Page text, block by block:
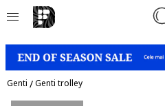
Genti /Genti trolley